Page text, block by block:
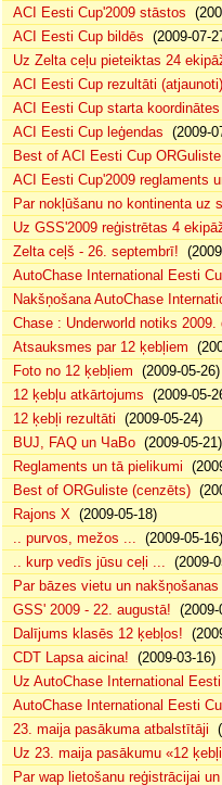
ACI Eesti Cup'2009 stāstos
ACI Eesti Cup bildēs (2009-07-
Uz Zelta ceļu pieteiktas 24
ACI Eesti Cup rezultāti (atjaunoti)
ACI Eesti Cup starta koordinātes
ACI Eesti Cup leģendas (2009-
Best of ACI Eesti Cup
ACI Eesti Cup'2009 reglaments
Par nokļūšanu no kontinenta uz
Uz GSS'2009 reģistrētas 4
Zelta ceļš - 26. septembrī!
AutoChase International Eesti
Nakšņošana AutoChase
Chase : Underworld notiks 2009.
Atsauksmes par 12 ķebļiem
Foto no 12 ķebļiem (2009-05-26)
12 ķebļu atkārtojums (2009-05-
12 ķebļi rezultāti (2009-05-24)
BUJ, FAQ un ЧаВо (2009-05-21)
Reglaments un tā pielikumi
Best of ORGuliste (cenzēts)
Rajons X (2009-05-18)
.. purvos, mežos ... (2009-05-16)
.. kurp vedīs jūsu ceļi ... (2009-
Par bāzes vietu un
GSS' 2009 - 22. augustā! (2009-
Dalījums klasēs 12 ķebļos!
CDT Lapsa aicina! (2009-03-16)
Uz AutoChase International
AutoChase International Eesti
23. maija pasākuma atbalstītāji
Uz 23. maija pasākumu «12
Par wap lietošanu reģistrācijai